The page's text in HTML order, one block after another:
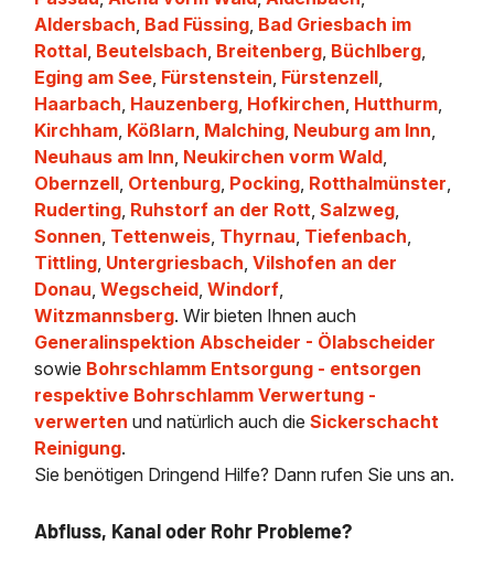
Aldersbach, Bad Füssing, Bad Griesbach im
Rottal, Beutelsbach, Breitenberg, Büchlberg,
Eging am See, Fürstenstein, Fürstenzell,
Haarbach, Hauzenberg, Hofkirchen, Hutthurm,
Kirchham, Kößlarn, Malching, Neuburg am Inn,
Neuhaus am Inn, Neukirchen vorm Wald,
Obernzell, Ortenburg, Pocking, Rotthalmünster,
Ruderting, Ruhstorf an der Rott,Salzweg,
Sonnen, Tettenweis, Thyrnau, Tiefenbach,
Tittling, Untergriesbach,Vilshofen an der
Donau,Wegscheid,Windorf,
Witzmannsberg. Wir bieten Ihnen auch
Generalinspektion Abscheider - Ölabscheider
sowie Bohrschlamm Entsorgung - entsorgen
respektive Bohrschlamm Verwertung -
verwerten und natürlich auch dieSickerschacht
Reinigung.
Sie benötigen Dringend Hilfe? Dann rufen Sie uns an.
Abfluss, Kanal oder Rohr Probleme?